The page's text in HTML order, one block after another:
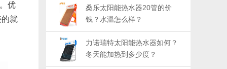
优
就
桑乐太阳能热水器20管的价
钱？水温怎么样？
力诺瑞特太阳能热水器如何？
冬天能加热到多少度？